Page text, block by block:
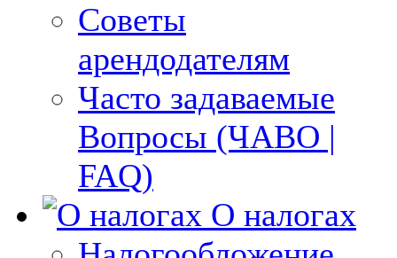
Советы
арендодателям
Часто задаваемые
Вопросы (ЧАВО |
FAQ)
О налогах